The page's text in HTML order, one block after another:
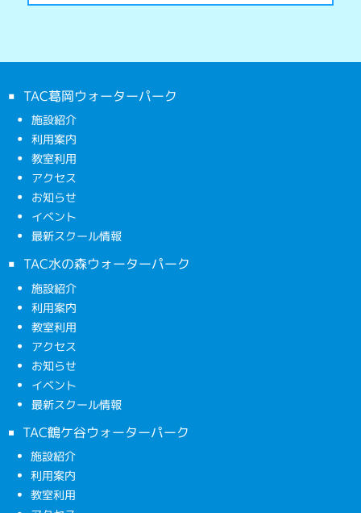
TAC葛岡ウォーターパーク
施設紹介
利用案内
教室利用
アクセス
お知らせ
イベント
最新スクール情報
TAC水の森ウォーターパーク
施設紹介
利用案内
教室利用
アクセス
お知らせ
イベント
最新スクール情報
TAC鶴ケ谷ウォーターパーク
施設紹介
利用案内
教室利用